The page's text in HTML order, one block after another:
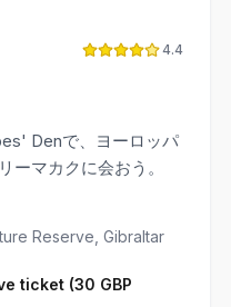
4.4
Denで、ヨーロッパ
ーマカクに会おう。
Reserve, Gibraltar
ticket (30 GBP